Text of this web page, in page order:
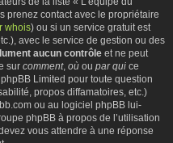
prenez contact avec le propriétaire
whois) ou si un service gratuit est
avec le service de gestion ou des
aucun contrôle et ne peut
sur comment, où ou par qui ce
Limited pour toute question
propos diffamatoires, etc.)
ou au logiciel phpBB lui-
phpBB à propos de l’utilisation
vous attendre à une réponse